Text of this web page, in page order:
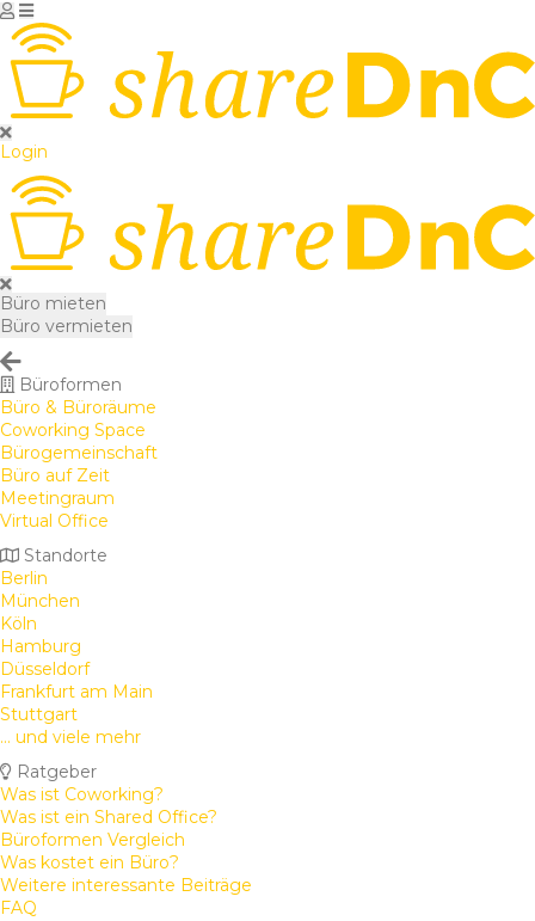
Login
Büro mieten
Büro vermieten
Büroformen
Büro & Büroräume
Coworking Space
Bürogemeinschaft
Büro auf Zeit
Meetingraum
Virtual Office
Standorte
Berlin
München
Köln
Hamburg
Düsseldorf
Frankfurt am Main
Stuttgart
... und viele mehr
Ratgeber
Was ist Coworking?
Was ist ein Shared Office?
Büroformen Vergleich
Was kostet ein Büro?
Weitere interessante Beiträge
FAQ